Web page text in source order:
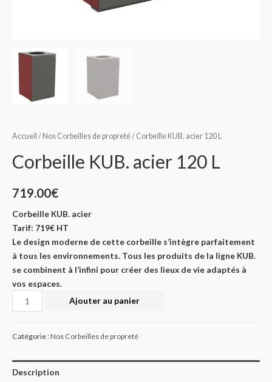
Accueil / Nos Corbeilles de propreté/ Corbeille KUB. acier 120 L
Corbeille KUB. acier 120 L
719.00€
Corbeille KUB. acier
Tarif: 719€ HT
Le design moderne de cette corbeille s’intègre parfaitement
à tous les environnements. Tous les produits de la ligne KUB.
se combinent à l’infini pour créer des lieux de vie adaptés à
vos espaces.
Quantité
Ajouter au panier
Catégorie :Nos Corbeilles de propreté
Description